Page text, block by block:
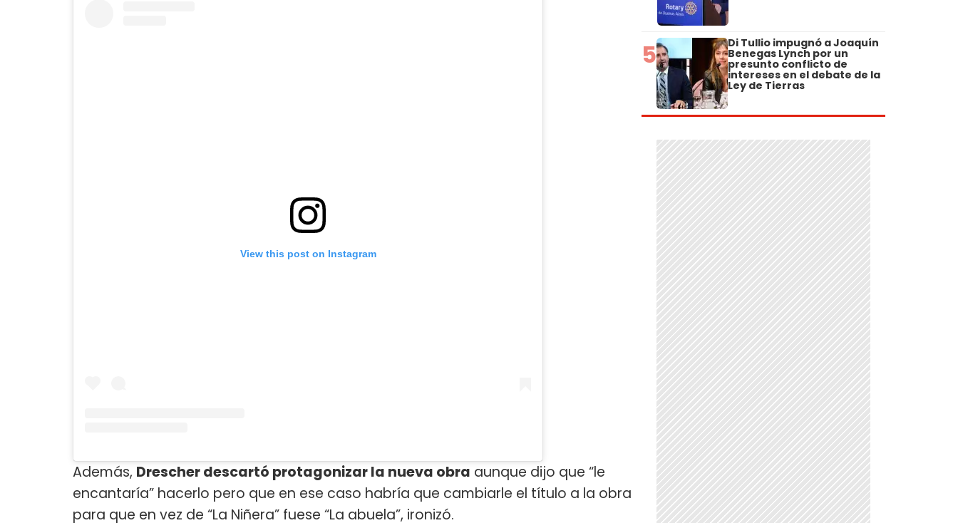
View this post on Instagram
Además, Drescher descartó protagonizar la nueva obra aunque dijo que “le
encantaría” hacerlo pero que en ese caso habría que cambiarle el título a la obra
para que en vez de “La Niñera” fuese “La abuela”, ironizó.
5 Di Tullio impugnó a Joaquín
Benegas Lynch por un
presunto conflicto de
intereses en el debate de la
Ley de Tierras